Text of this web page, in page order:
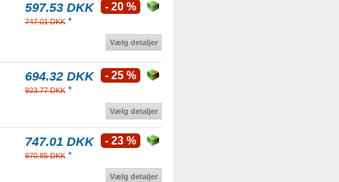
597.53 DKK
747.01 DKK *
- 20 %
Vælg detaljer
694.32 DKK
923.77 DKK *
- 25 %
Vælg detaljer
747.01 DKK
970.85 DKK *
- 23 %
Vælg detaljer